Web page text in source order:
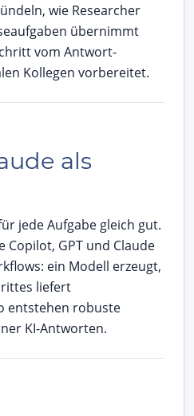
wie Researcher
übernimmt
vom Antwort-
Kollegen vorbereitet.
als
jede Aufgabe gleich gut.
Copilot, GPT und Claude
ein Modell erzeugt,
liefert
entstehen robuste
KI-Antworten.